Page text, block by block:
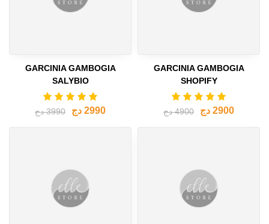
GARCINIA GAMBOGIA
SHOPIFY
2900 دج 4900 دج
GARCINIA GAMBOGIA
SALYBIO
2990 دج 3990 دج